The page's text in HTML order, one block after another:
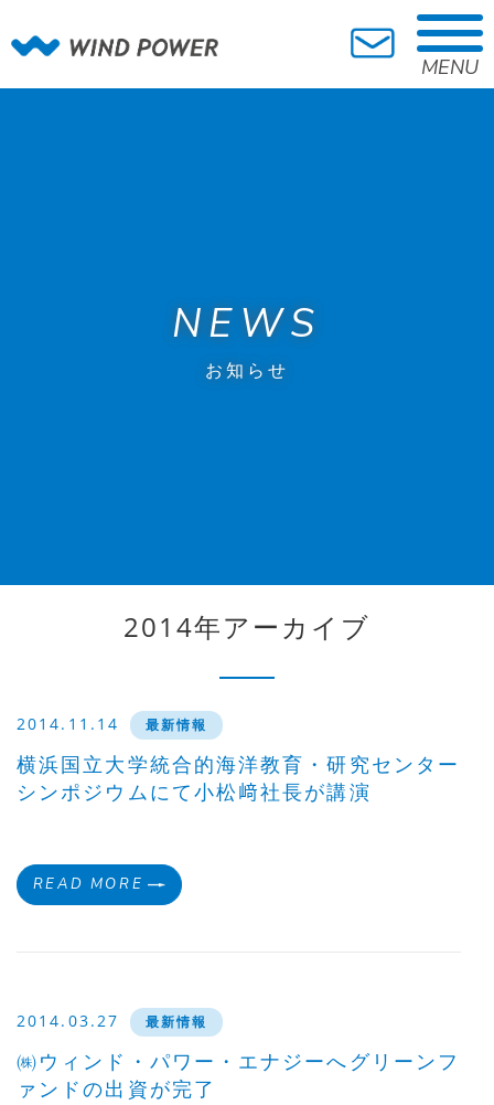
MENU
NEWS
お知らせ
2014年アーカイブ
2014.11.14 最新情報
横浜国立大学統合的海洋教育・研究センター
シンポジウムにて小松﨑社長が講演
READ MORE
2014.03.27 最新情報
㈱ウィンド・パワー・エナジーへグリーンフ
ァンドの出資が完了